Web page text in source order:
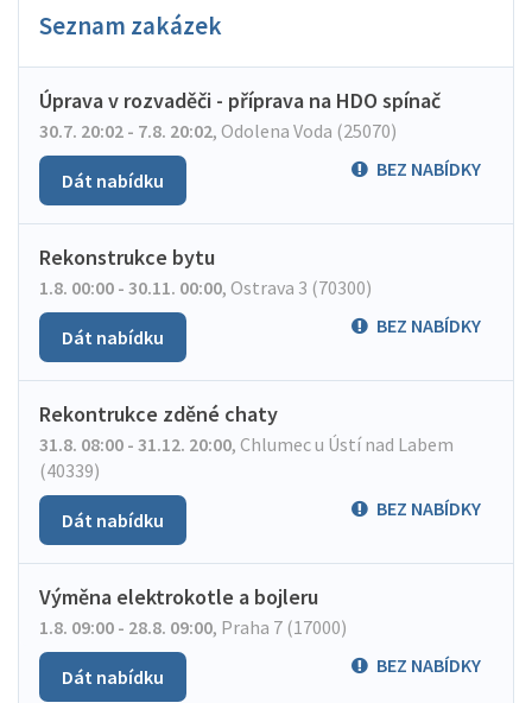
Seznam zakázek
Úprava v rozvaděči - příprava na HDO spínač
30.7. 20:02 - 7.8. 20:02, Odolena Voda (25070)
BEZ NABÍDKY
Dát nabídku
Rekonstrukce bytu
1.8. 00:00 - 30.11. 00:00, Ostrava 3 (70300)
BEZ NABÍDKY
Dát nabídku
Rekontrukce zděné chaty
31.8. 08:00 - 31.12. 20:00, Chlumec u Ústí nad Labem
(40339)
BEZ NABÍDKY
Dát nabídku
Výměna elektrokotle a bojleru
1.8. 09:00 - 28.8. 09:00, Praha 7 (17000)
BEZ NABÍDKY
Dát nabídku